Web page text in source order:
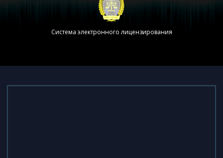
Система электронного лицензирования